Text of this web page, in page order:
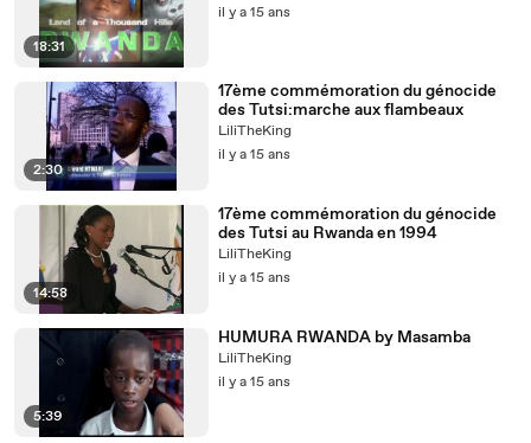
18:31
il y a 15 ans
2:30
17ème commémoration du génocide
des Tutsi:marche aux flambeaux
LiliTheKing
il y a 15 ans
14:58
17ème commémoration du génocide
des Tutsi au Rwanda en 1994
LiliTheKing
il y a 15 ans
5:39
HUMURA RWANDA by Masamba
LiliTheKing
il y a 15 ans